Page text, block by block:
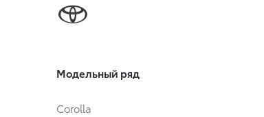
Модельный ряд
Corolla